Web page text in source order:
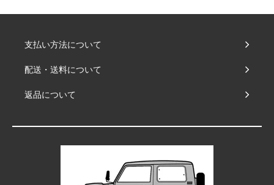
支払い方法について
配送・送料について
返品について